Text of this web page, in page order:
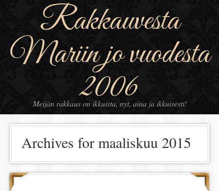
Rakkauvesta
Mariin jo vuodesta
2006
Meijän rakkaus on ikkuista, nyt, aina ja ikkuisesti!
Archives for maaliskuu 2015